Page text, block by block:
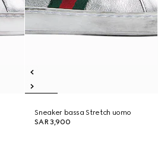
Sneaker bassa Stretch uomo
SAR 3,900